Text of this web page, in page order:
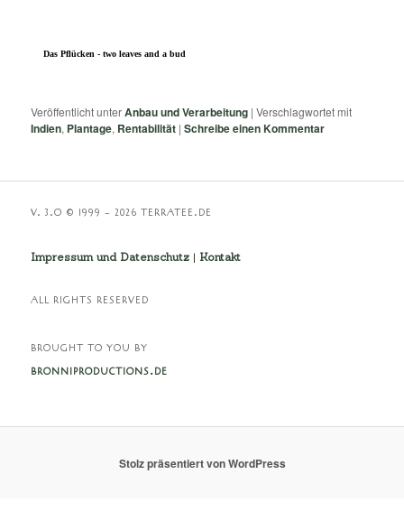
Das Pflücken - two leaves and a bud
Veröffentlicht unterAnbau und Verarbeitung |Verschlagwortet mit
Indien, Plantage, Rentabilität |Schreibe einen Kommentar
V. 3.O © 1999 – 2026 TERRATEE.DE
Impressum und Datenschutz | Kontakt
ALL RIGHTS RESERVED
BROUGHT TO YOU BY
BRONNIPRODUCTIONS.DE
Stolz präsentiert von WordPress